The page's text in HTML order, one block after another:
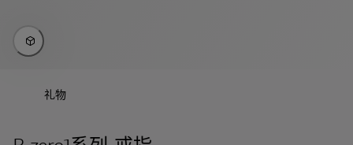
礼物